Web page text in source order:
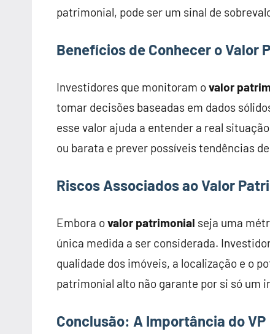
patrimonial, pode ser um sinal de
Benefícios de Conhecer o Valor
Investidores que monitoram ovalor
tomar decisões baseadas em dados
esse valor ajuda a entender a real
ou barata e prever possíveis tendências
Riscos Associados ao Valor
Embora ovalor patrimonial seja uma
única medida a ser considerada.
qualidade dos imóveis, a localização e o
patrimonial alto não garante por si só um
Conclusão: A Importância do VP